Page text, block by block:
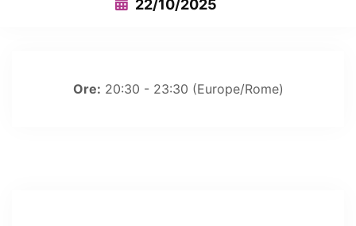
22/10/2025
Ore: 20:30 - 23:30 (Europe/Rome)